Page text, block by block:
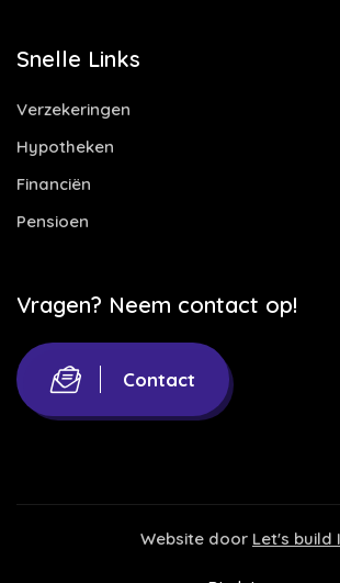
Snelle Links
Verzekeringen
Hypotheken
Financiën
Pensioen
Vragen? Neem contact op!
Contact
Website door Let's build